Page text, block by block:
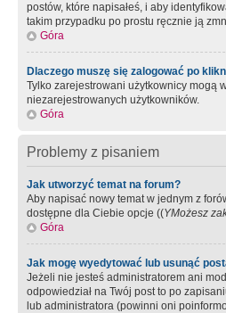
postów, które napisałeś, i aby
takim przypadku po prostu ręcznie ją
Góra
Dlaczego muszę się zalogować po
Tylko zarejestrowani użytkownicy mogą
niezarejestrowanych użytkowników.
Góra
Problemy z pisaniem
Jak utworzyć temat na forum?
Aby napisać nowy temat w jednym z
dostępne dla Ciebie opcje ((YMożesz
Góra
Jak mogę wyedytować lub usunąć
Jeżeli nie jesteś administratorem ani
odpowiedział na Twój post to po
lub administratora (powinni oni